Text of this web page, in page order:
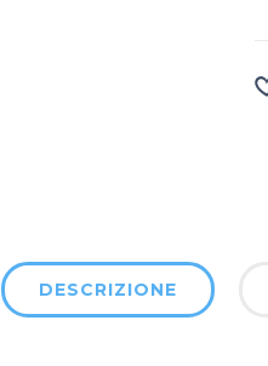
DESCRIZIONE